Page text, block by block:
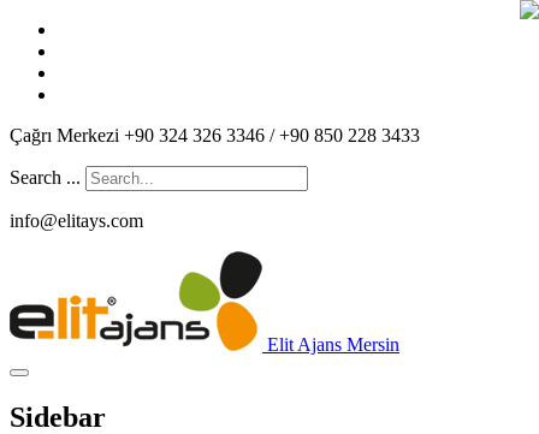
Çağrı Merkezi +90 324 326 3346 / +90 850 228 3433
Search ...
info@elitays.com
Elit Ajans Mersin
Sidebar